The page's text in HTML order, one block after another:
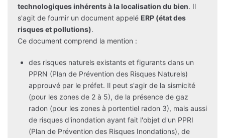
technologiques inhérents à la localisation du bien. Il
s'agit de fournir un document appelé ERP (état des
risques et pollutions).
Ce document comprend la mention :
des risques naturels existants et figurants dans un
PPRN (Plan de Prévention des Risques Naturels)
approuvé par le préfet. Il peut s'agir de la sismicité
(pour les zones de 2 à 5), de la présence de gaz
radon (pour les zones à portentiel radon 3), mais aussi
de risques d'inondation ayant fait l'objet d'un PPRI
(Plan de Prévention des Risques Inondations), de